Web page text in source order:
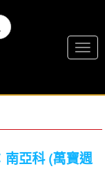
南亞科 (萬寶週